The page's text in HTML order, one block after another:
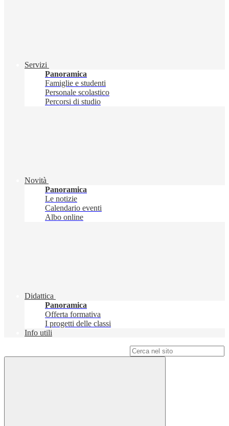
Servizi
Panoramica
Famiglie e studenti
Personale scolastico
Percorsi di studio
Novità
Panoramica
Le notizie
Calendario eventi
Albo online
Didattica
Panoramica
Offerta formativa
I progetti delle classi
Info utili